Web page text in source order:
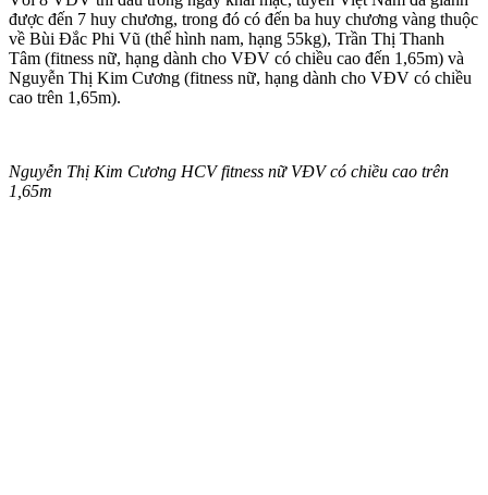
được đến 7 huy chương, trong đó có đến ba huy chương vàng thuộc
về Bùi Đắc Phi Vũ (thể hình nam, hạng 55kg), Trần Thị Thanh
Tâm (fitness nữ, hạng dành cho VĐV có chiều cao đến 1,65m) và
Nguyễn Thị Kim Cương (fitness nữ, hạng dành cho VĐV có chiều
cao trên 1,65m).
Nguyễn Thị Kim Cương HCV fitness nữ VĐV có chiều cao trên
1,65m